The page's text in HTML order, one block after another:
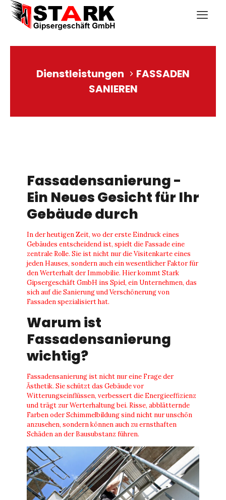
Dienstleistungen
FASSADEN
SANIEREN
Fassadensanierung -
Ein Neues Gesicht für Ihr
Gebäude durch
In der heutigen Zeit, wo der erste Eindruck eines
Gebäudes entscheidend ist, spielt die Fassade eine
zentrale Rolle. Sie ist nicht nur die Visitenkarte eines
jeden Hauses, sondern auch ein wesentlicher Faktor für
den Werterhalt der Immobilie. Hier kommt Stark
Gipsergeschäft GmbH ins Spiel, ein Unternehmen, das
sich auf die Sanierung und Verschönerung von
Fassaden spezialisiert hat.
Warum ist
Fassadensanierung
wichtig?
Fassadensanierung ist nicht nur eine Frage der
Ästhetik. Sie schützt das Gebäude vor
Witterungseinflüssen, verbessert die Energieeffizienz
und trägt zur Werterhaltung bei. Risse, abblätternde
Farben oder Schimmelbildung sind nicht nur unschön
anzusehen, sondern können auch zu ernsthaften
Schäden an der Bausubstanz führen.